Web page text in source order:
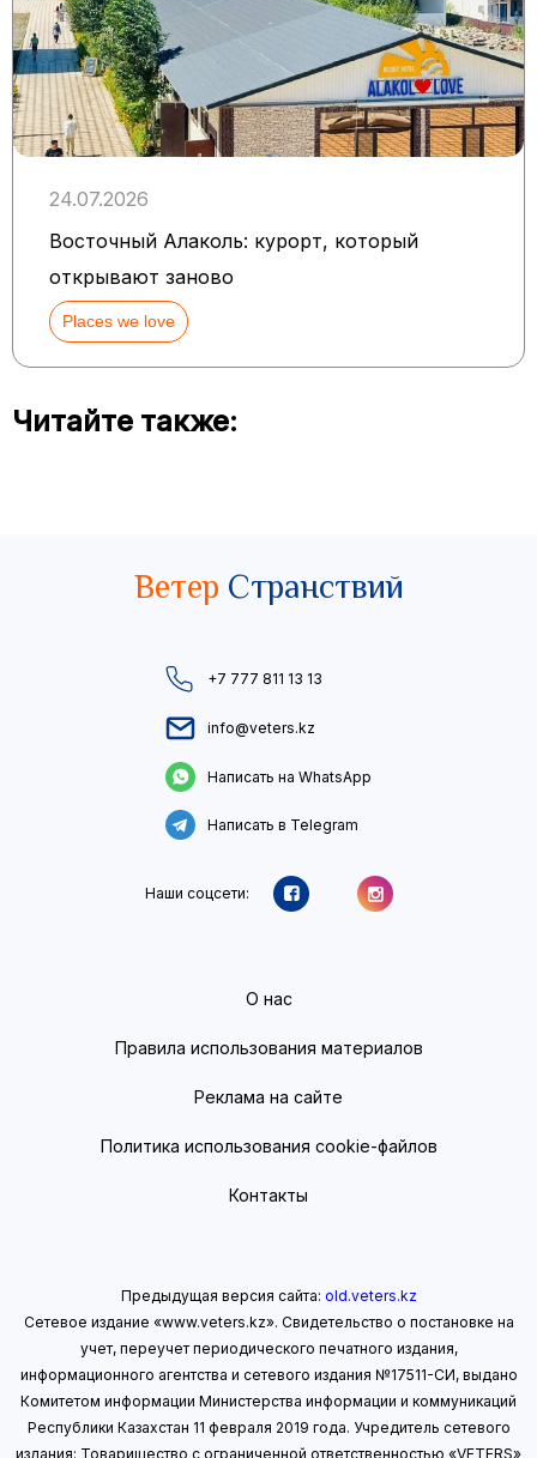
24.07.2026
Восточный Алаколь: курорт, который
открывают заново
Places we love
Читайте также:
Ветер Странствий
+7 777 811 13 13
info@veters.kz
Написать на WhatsApp
Написать в Telegram
Наши соцсети:
О нас
Правила использования материалов
Реклама на сайте
Политика использования cookie-файлов
Контакты
Предыдущая версия сайта: old.veters.kz
Сетевое издание «www.veters.kz». Свидетельство о постановке на
учет, переучет периодического печатного издания,
информационного агентства и сетевого издания №17511-СИ, выдано
Комитетом информации Министерства информации и коммуникаций
Республики Казахстан 11 февраля 2019 года. Учредитель сетевого
издания: Товарищество с ограниченной ответственностью «VETERS»